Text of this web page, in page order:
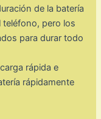
de la batería
teléfono, pero los
para durar todo
rápida e
rápidamente